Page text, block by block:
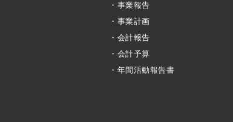
・事業報告
・事業計画
・会計報告
・会計予算
・年間活動報告書